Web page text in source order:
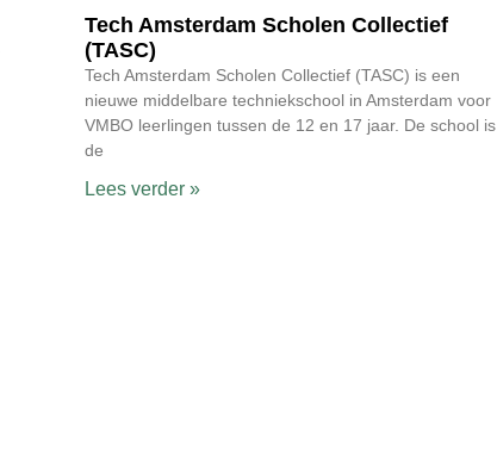
Tech Amsterdam Scholen Collectief
(TASC)
Tech Amsterdam Scholen Collectief (TASC) is een
nieuwe middelbare techniekschool in Amsterdam voor
VMBO leerlingen tussen de 12 en 17 jaar. De school is
de
Lees verder »